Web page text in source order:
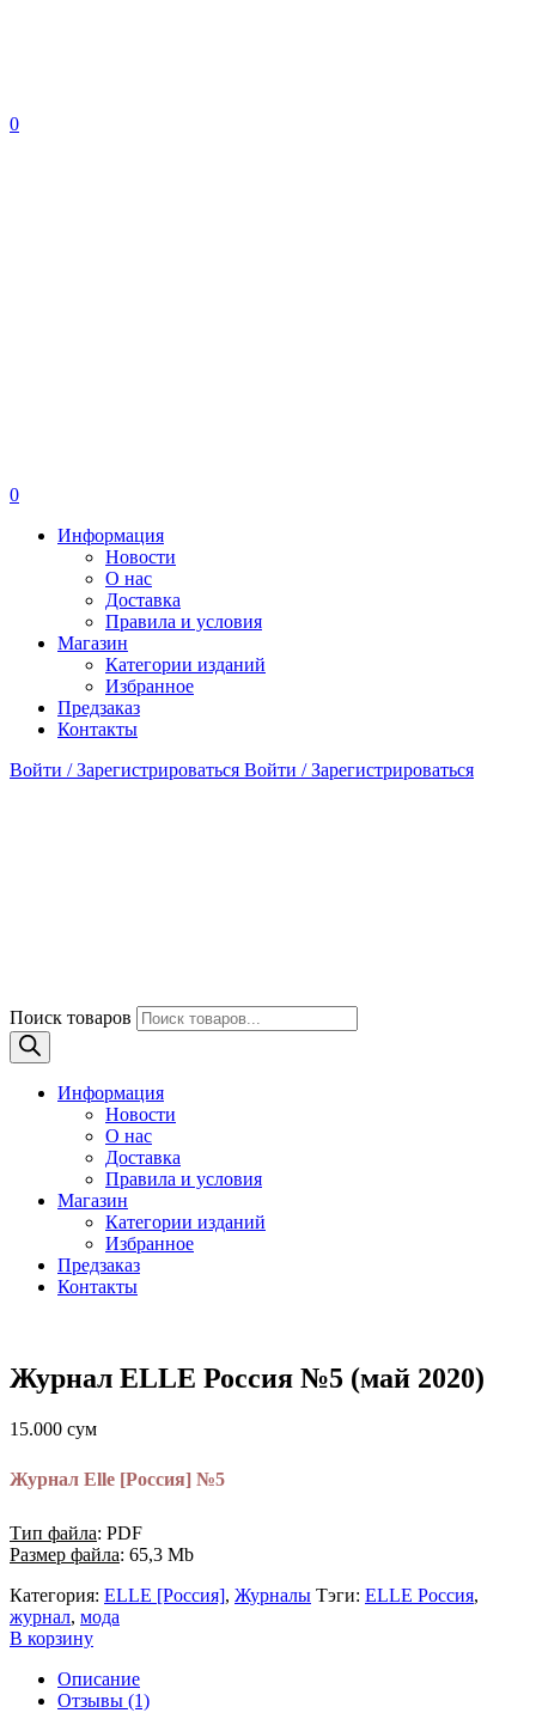
0
0
Информация
Новости
О нас
Доставка
Правила и условия
Магазин
Категории изданий
Избранное
Предзаказ
Контакты
Войти / Зарегистрироваться Войти / Зарегистрироваться
Поиск товаров
Информация
Новости
О нас
Доставка
Правила и условия
Магазин
Категории изданий
Избранное
Предзаказ
Контакты
Журнал ELLE Россия №5 (май 2020)
15.000 сум
Журнал Elle [Россия] №5
Тип файла: PDF
Размер файла: 65,3 Mb
Категория: ELLE [Россия], Журналы Тэги: ELLE Россия,
журнал, мода
В корзину
Описание
Отзывы (1)